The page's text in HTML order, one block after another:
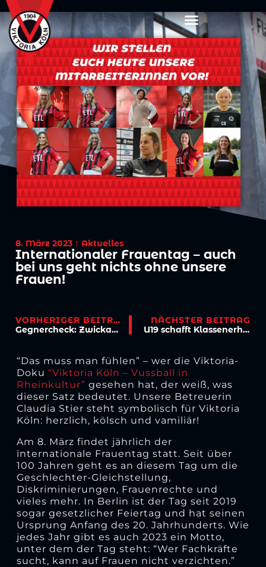
8. März 2023 Aktuelles
Internationaler Frauentag – auch
bei uns geht nichts ohne unsere
Frauen!
VORHERIGER BEITRAG
Gegnercheck: Zwickau will mit Basistugend den Turnaround schaffen
NÄCHSTER BEITRAG
U19 schafft Klassenerhalt – vor allem die “Art und Weise” überzeugt
“Das muss man fühlen” – wer die Viktoria-
Doku “Viktoria Köln – Vussball in
Rheinkultur” gesehen hat, der weiß, was
dieser Satz bedeutet. Unsere Betreuerin
Claudia Stier steht symbolisch für Viktoria
Köln: herzlich, kölsch und vamiliär!
Am 8. März findet jährlich der
internationale Frauentag statt. Seit über
100 Jahren geht es an diesem Tag um die
Geschlechter-Gleichstellung,
Diskriminierungen, Frauenrechte und
vieles mehr. In Berlin ist der Tag seit 2019
sogar gesetzlicher Feiertag und hat seinen
Ursprung Anfang des 20. Jahrhunderts. Wie
jedes Jahr gibt es auch 2023 ein Motto,
unter dem der Tag steht: “Wer Fachkräfte
sucht, kann auf Frauen nicht verzichten.”